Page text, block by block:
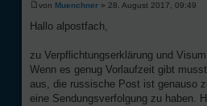
von Muenchner » 28. August 2017, 09:49
Hallo alpostfach,
zu Verpflichtungserklärung und
Wenn es genug Vorlaufzeit gibt
aus, die russische Post ist genauso
eine Sendungsverfolgung zu haben.